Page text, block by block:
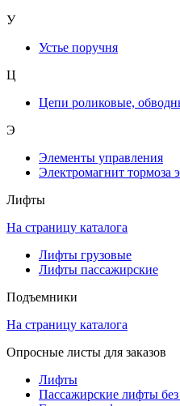
У
Устье поручня
Ц
Цепи роликовые,
Э
Элементы управления
Электромагнит тормоза
Лифты
На страницу каталога
Лифты грузовые
Лифты пассажирские
Подъемники
На страницу каталога
Опросные листы для заказов
Лифты
Пассажирские лифты